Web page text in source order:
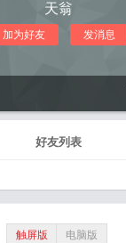
天翁
加为好友 发消息
好友列表
触屏版 电脑版